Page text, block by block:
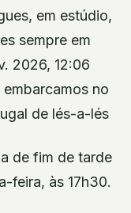
em estúdio,
sempre em
2026, 12:06
no
de lés-a-lés
de fim de tarde
feira, às 17h30.